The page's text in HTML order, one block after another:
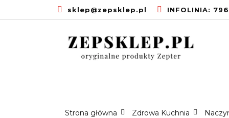
sklep@zepsklep.pl INFOLINIA:
STRONA
PROMOCJE
Strona główna Zdrowa Kuchnia